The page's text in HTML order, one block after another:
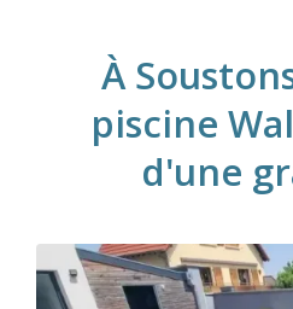
À
piscine
d'une